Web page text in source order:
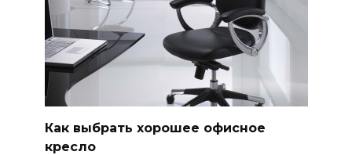
Как выбрать хорошее офисное
кресло